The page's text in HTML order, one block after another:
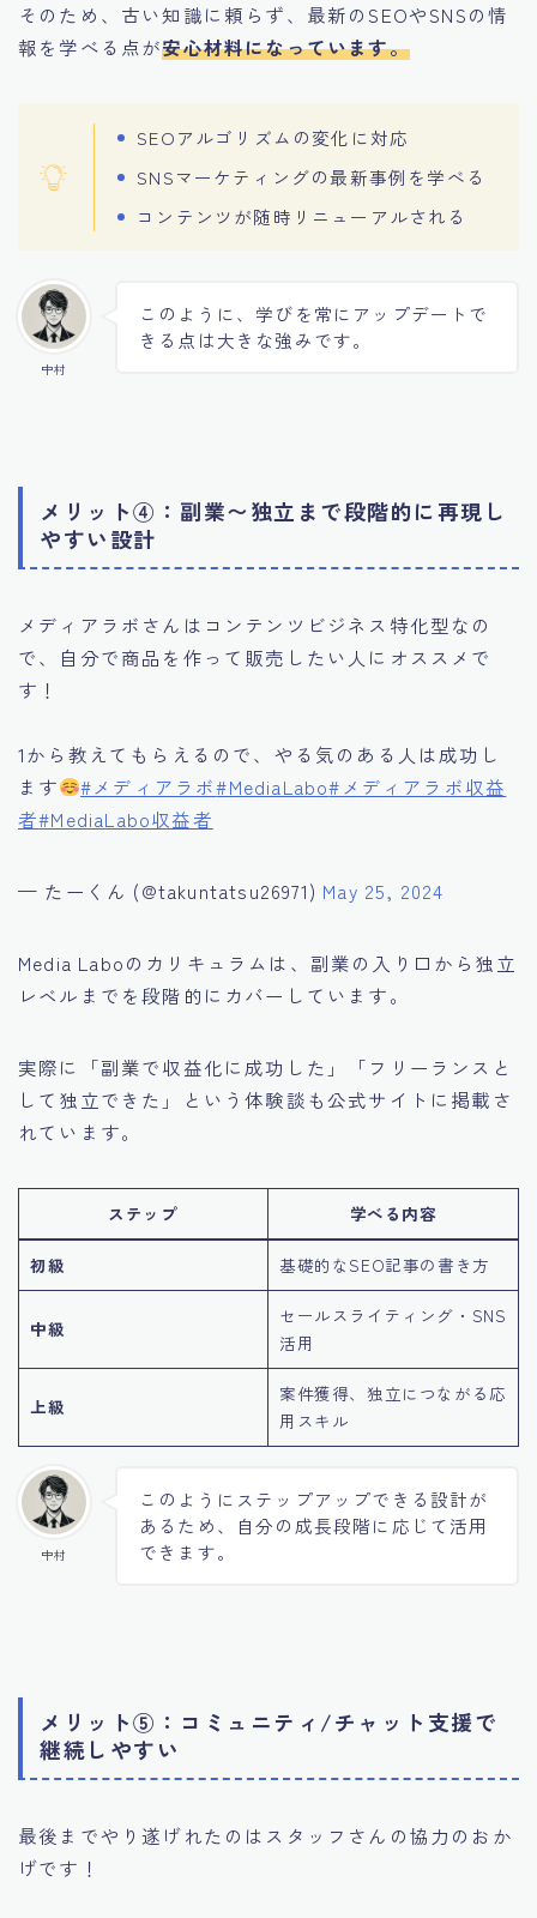
そのため、古い知識に頼らず、最新のSEOやSNSの情
報を学べる点が安心材料になっています。
SEOアルゴリズムの変化に対応
SNSマーケティングの最新事例を学べる
コンテンツが随時リニューアルされる
中村
このように、学びを常にアップデートで
きる点は大きな強みです。
メリット④：副業〜独立まで段階的に再現し
やすい設計
メディアラボさんはコンテンツビジネス特化型なの
で、自分で商品を作って販売したい人にオススメで
す！
1から教えてもらえるので、やる気のある人は成功し
ます
#メディアラボ#MediaLabo#メディアラボ収益
者#MediaLabo収益者
— たーくん (@takuntatsu26971) May 25, 2024
Media Laboのカリキュラムは、副業の入り口から独立
レベルまでを段階的にカバーしています。
実際に「副業で収益化に成功した」「フリーランスと
して独立できた」という体験談も公式サイトに掲載さ
れています。
ステップ 学べる内容
初級 基礎的なSEO記事の書き方
中級
セールスライティング・SNS
活用
上級
案件獲得、独立につながる応
用スキル
中村
このようにステップアップできる設計が
あるため、自分の成長段階に応じて活用
できます。
メリット⑤：コミュニティ/チャット支援で
継続しやすい
最後までやり遂げれたのはスタッフさんの協力のおか
げです！